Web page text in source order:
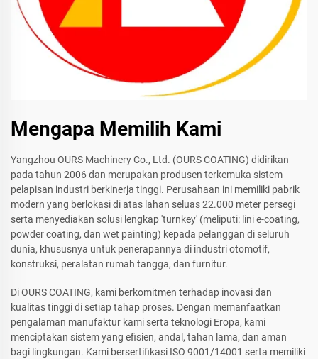
Mengapa Memilih Kami
Yangzhou OURS Machinery Co., Ltd. (OURS COATING) didirikan
pada tahun 2006 dan merupakan produsen terkemuka sistem
pelapisan industri berkinerja tinggi. Perusahaan ini memiliki pabrik
modern yang berlokasi di atas lahan seluas 22.000 meter persegi
serta menyediakan solusi lengkap 'turnkey' (meliputi: lini e-coating,
powder coating, dan wet painting) kepada pelanggan di seluruh
dunia, khususnya untuk penerapannya di industri otomotif,
konstruksi, peralatan rumah tangga, dan furnitur.
Di OURS COATING, kami berkomitmen terhadap inovasi dan
kualitas tinggi di setiap tahap proses. Dengan memanfaatkan
pengalaman manufaktur kami serta teknologi Eropa, kami
menciptakan sistem yang efisien, andal, tahan lama, dan aman
bagi lingkungan. Kami bersertifikasi ISO 9001/14001 serta memiliki